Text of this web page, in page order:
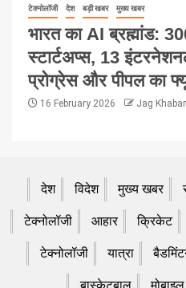
टेक्नोलॉजी देश बड़ी खबर मुख्य खबर
भारत का AI ब्रह्मांड:
स्टार्टअप्स, 13
प्रोग्रेस और पीपल का
16 February 2026 Jag Khabar
देश विदेश मुख्य खबर
टेक्नोलॉजी आहार क्रिकेट
टेक्नोलॉजी यात्रा